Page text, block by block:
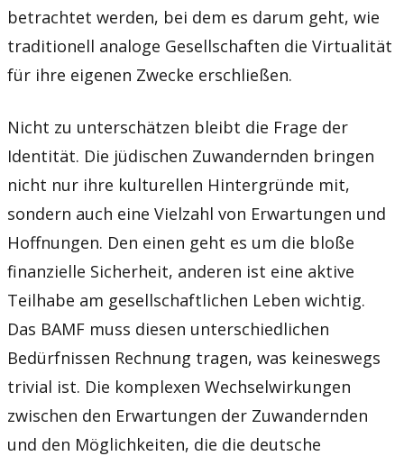
betrachtet werden, bei dem es darum geht, wie
traditionell analoge Gesellschaften die Virtualität
für ihre eigenen Zwecke erschließen.
Nicht zu unterschätzen bleibt die Frage der
Identität. Die jüdischen Zuwandernden bringen
nicht nur ihre kulturellen Hintergründe mit,
sondern auch eine Vielzahl von Erwartungen und
Hoffnungen. Den einen geht es um die bloße
finanzielle Sicherheit, anderen ist eine aktive
Teilhabe am gesellschaftlichen Leben wichtig.
Das BAMF muss diesen unterschiedlichen
Bedürfnissen Rechnung tragen, was keineswegs
trivial ist. Die komplexen Wechselwirkungen
zwischen den Erwartungen der Zuwandernden
und den Möglichkeiten, die die deutsche